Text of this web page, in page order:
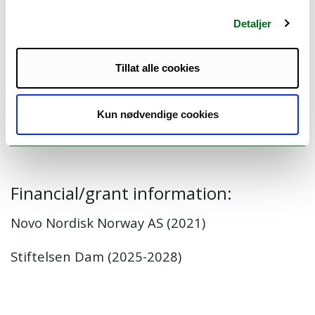
Detaljer
Tillat alle cookies
Kun nødvendige cookies
Eirik Årsand (Principal investigator) (Project manager)
Gunnar Hartvigsen
André Henriksen
Financial/grant information:
Novo Nordisk Norway AS (2021)
Stiftelsen Dam (2025-2028)